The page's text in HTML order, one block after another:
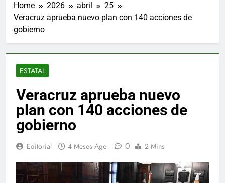
Home 2026 abril
25
Veracruz aprueba nuevo plan con 140 acciones de
gobierno
ESTATAL
Veracruz aprueba nuevo
plan con 140 acciones de
gobierno
Editorial 4 Meses Ago 0 2 Mins